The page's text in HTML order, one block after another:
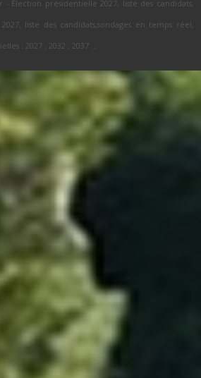
Élection présidentielle 2027, liste des candidats,
liste des candidats,sondages en temps réel,
: 2027 , 2032 , 2037 ...